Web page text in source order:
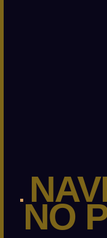
NO